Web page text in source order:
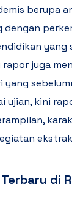
berupa
dengan
yang
juga
yang
ujian, kini
di